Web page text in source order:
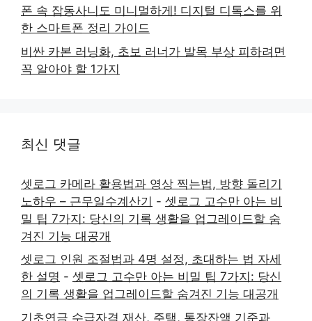
폰 속 잡동사니도 미니멀하게! 디지털 디톡스를 위
한 스마트폰 정리 가이드
비싼 카본 러닝화, 초보 러너가 발목 부상 피하려면
꼭 알아야 할 1가지
최신 댓글
셋로그 카메라 활용법과 영상 찍는법, 방향 돌리기
노하우 – 근무일수계산기 - 셋로그 고수만 아는 비
밀 팁 7가지: 당신의 기록 생활을 업그레이드할 숨
겨진 기능 대공개
셋로그 인원 조절법과 4명 설정, 초대하는 법 자세
한 설명 - 셋로그 고수만 아는 비밀 팁 7가지: 당신
의 기록 생활을 업그레이드할 숨겨진 기능 대공개
기초연금 수급자격 재산, 주택, 통장잔액 기준과